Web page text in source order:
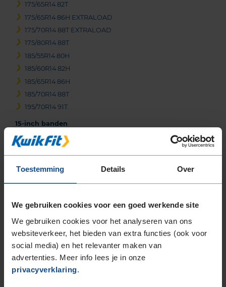
Toestemming Details Over
We gebruiken cookies voor een goed werkende site
We gebruiken cookies voor het analyseren van ons
websiteverkeer, het bieden van extra functies (ook voor
social media) en het relevanter maken van
advertenties. Meer info lees je in onze
privacyverklaring.
175/65R14 82T
175/65R14 86H EXTRALOAD
175/70R14 88T EXTRALOAD
175/80R14 88T
185/55R14 80H
185/60R14 82H
185/65R14 86H
185/70R14 88T
195/70R14 91T
15-inch banden
135/70R15 70T
165/65R15 81T
175/65R15 84H
185/60R15 88H EXTRALOAD
185/65R15 88H
195/50R15 82V